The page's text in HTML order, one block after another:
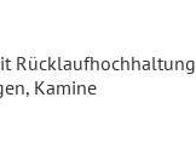
Rücklaufhochhaltung
Kamine